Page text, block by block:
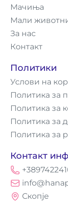
Мачиња
Мали
За нас
Контакт
Политики
Услови на
Политика за
Политика за
Политика за
Политика за
Контакт
Скопје